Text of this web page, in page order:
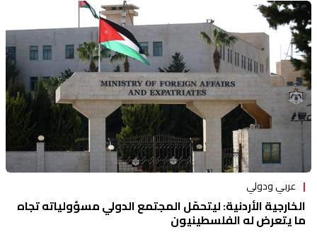
عربي ودولي
الخارجية الأردنية: ليتحمّل المجتمع الدولي مسؤولياته تجاه
ما يتعرض له الفلسطينيون